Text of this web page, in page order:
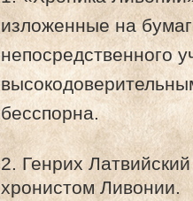
изложенные на
непосредственного
бесспорна.
2. Генрих
хронистом Ливонии.